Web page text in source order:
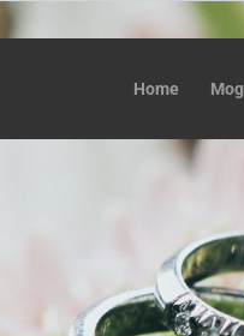
Home